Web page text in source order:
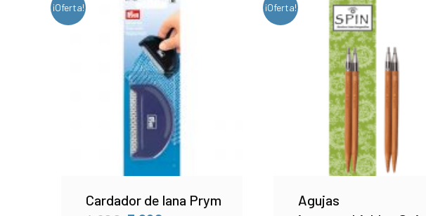
¡Oferta!
Cardador de lana Prym
¡Oferta!
Agujas